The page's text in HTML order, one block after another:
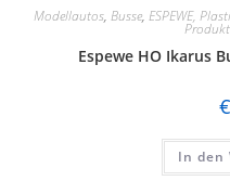
Modellautos, Busse, ESPEWE,
Espewe HO Ikarus
€
In den